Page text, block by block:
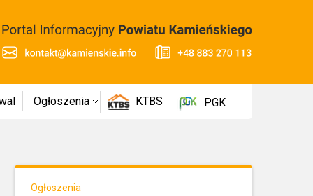
Ogłoszenia KTBS PGK
Ogłoszenia